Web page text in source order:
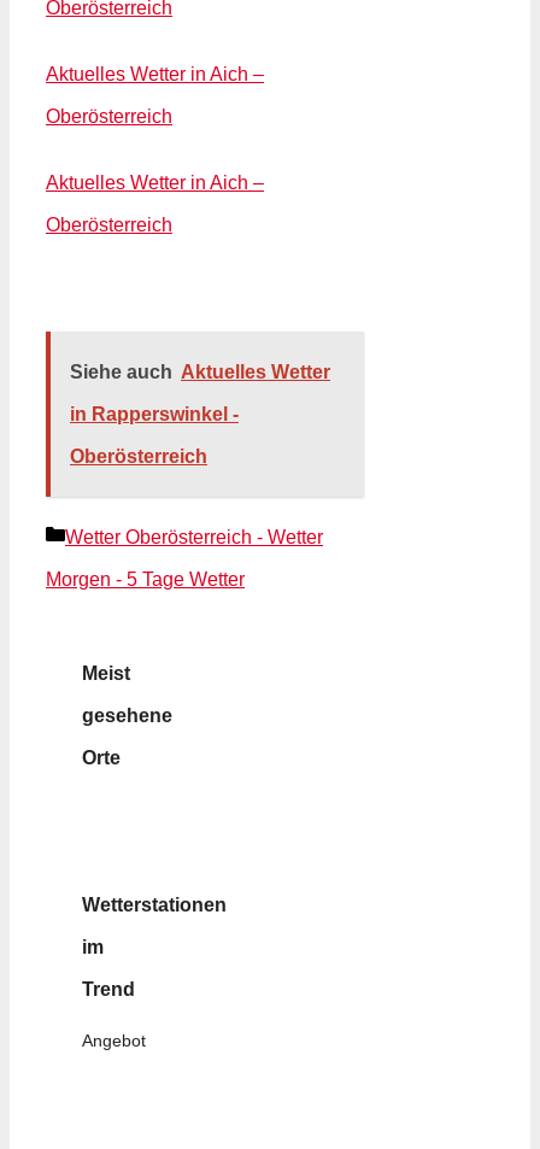
Oberösterreich
Aktuelles Wetter in Aich –
Oberösterreich
Aktuelles Wetter in Aich –
Oberösterreich
Siehe auch Aktuelles Wetter
in Rapperswinkel -
Oberösterreich
Kategorien
Wetter Oberösterreich - Wetter
Morgen - 5 Tage Wetter
Meist
gesehene
Orte
Wetterstationen
im
Trend
Angebot